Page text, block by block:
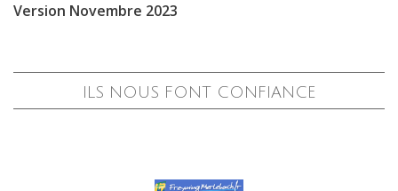
Version Novembre 2023
ILS NOUS FONT CONFIANCE